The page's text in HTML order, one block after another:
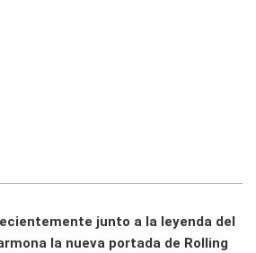
junto a la leyenda del
la nueva portada de Rolling